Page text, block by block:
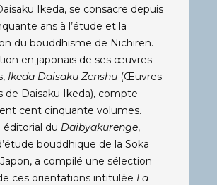
Ikeda, se consacre depuis
ans à l’étude et la
du bouddhisme de Nichiren.
en japonais de ses œuvres
Ikeda Daisaku Zenshu (Œuvres
de Daisaku Ikeda), compte
cent cinquante volumes.
du Daibyakurenge,
bouddhique de la Soka
a compilé une sélection
ces orientations intitulée La